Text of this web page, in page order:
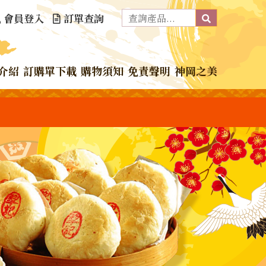
會員登入 訂單查詢
紹 訂購單下載 購物須知 免責聲明 神岡之美